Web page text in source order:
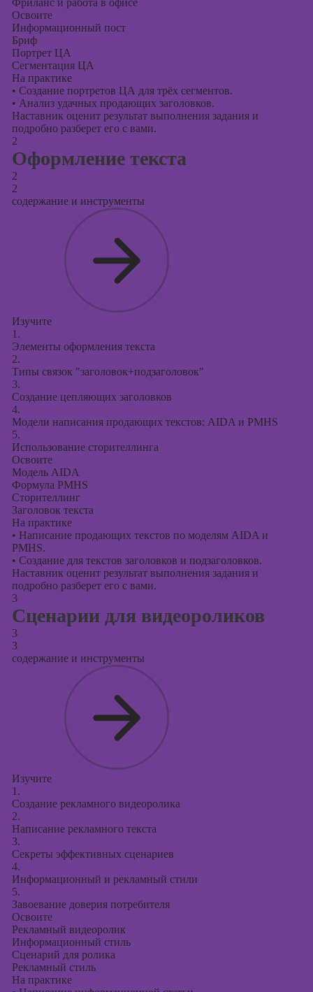
Фриланс и работа в офисе
Освоите
Информационный пост
Бриф
Портрет ЦА
Сегментация ЦА
На практике
• Создание портретов ЦА для трёх сегментов.
• Анализ удачных продающих заголовков.
Наставник оценит результат выполнения задания и
подробно разберет его с вами.
2
Оформление текста
2
2
содержание и инструменты
Изучите
1.
Элементы оформления текста
2.
Типы связок "заголовок+подзаголовок"
3.
Создание цепляющих заголовков
4.
Модели написания продающих текстов: AIDA и PMHS
5.
Использование сторителлинга
Освоите
Модель AIDA
Формула PMHS
Сторителлинг
Заголовок текста
На практике
• Написание продающих текстов по моделям AIDA и
PMHS.
• Создание для текстов заголовков и подзаголовков.
Наставник оценит результат выполнения задания и
подробно разберет его с вами.
3
Сценарии для видеороликов
3
3
содержание и инструменты
Изучите
1.
Создание рекламного видеоролика
2.
Написание рекламного текста
3.
Секреты эффективных сценариев
4.
Информационный и рекламный стили
5.
Завоевание доверия потребителя
Освоите
Рекламный видеоролик
Информационный стиль
Сценарий для ролика
Рекламный стиль
На практике